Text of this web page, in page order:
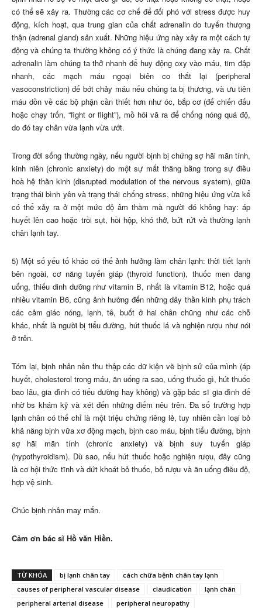
có thể sẽ xảy ra. Thường các cơ chế để đối phó với stress được huy
động, kích hoạt, qua trung gian của chất adrenalin do tuyến thượng
thận (adrenal gland) sản xuất. Những hiệu ứng này xảy ra một cách tự
động và chúng ta thường không có ý thức là chúng đang xảy ra. Chất
adrenalin làm chúng ta thở nhanh để huy động oxy vào máu, tim đập
nhanh, các mạch máu ngoại biên co thắt lại (peripheral
vasoconstriction) để bớt chảy máu nếu chúng ta bị thương, và ưu tiên
máu dồn về các bộ phận cần thiết hơn như óc, bắp cơ (để chiến đấu
hoặc chạy trốn, “fight or flight”), mồ hôi vã ra để chống nóng quá độ,
do đó tay chân vừa lạnh vừa ướt.
Trong đời sống thường ngày, nếu người bịnh bị chứng sợ hãi mãn tính,
kinh niên (chronic anxiety) do một sự mất thăng bằng trong sự điều
hoà hệ thần kinh (disrupted modulation of the nervous system), giữa
trạng thái bình yên và trạng thái chống stress, những hiệu ứng vừa kể
có thể xảy ra ở một mức độ âm thầm mà người đó không hay: áp
huyết lên cao hoặc trồi sụt, hồi hộp, khó thở, bứt rứt và thường lạnh
chân lạnh tay.
5) Một số yếu tố khác có thể ảnh hưởng làm chân lạnh: thời tiết lạnh
bên ngoài, cơ năng tuyến giáp (thyroid function), thuốc men đang
uống, thiếu dinh dưỡng như vitamin B, nhất là vitamin B12, hoặc quá
nhiều vitamin B6, cũng ảnh hưởng đến những dây thần kinh phụ trách
các cảm giác nóng, lạnh, tê, buốt ở hai chân chũng như các chỗ
khác, nhất là người bị tiểu đường, hút thuốc lá và nghiện rượu như nói
ở trên.
Tóm lại, bịnh nhân nên thu thập các dữ kiện về bịnh sử của mình (áp
huyết, cholesterol trong máu, ăn uống ra sao, uống thuốc gì, hút thuốc
bao lâu, gia đình có tiểu đường hay không) và gặp bác sĩ gia đình để
nhờ bs khám kỹ và xét đến những điểm nêu trên. Đa số trường hợp
lạnh chân có thể chỉ là một triệu chứng riêng lẻ, tuy nhiên cần loại bỏ
khả năng bịnh vữa xơ động mạch, bịnh cao máu, bịnh tiểu đường, bịnh
sợ hãi mãn tính (chronic anxiety) và bịnh suy tuyến giáp
(hypothyroidism). Dù sao, nếu hút thuốc hoặc nghiện rượu, đây cũng
là cơ hội thức tĩnh và dứt khoát bỏ thuốc, bỏ rượu và ăn uống điều độ,
hợp vệ sinh.
Chúc bịnh nhân may mắn.
Cảm ơn bác sĩ Hồ văn Hiền.
TỪ KHÓA bị lạnh chân tay
cách chữa bệnh chân tay lạnh
causes of peripheral vascular disease
claudication
lạnh chân
peripheral arterial disease
peripheral neuropathy